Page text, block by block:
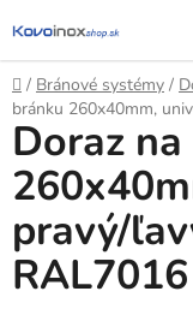
na
obsah
Domov
/ Bránové systémy /
bránku 260x40mm,
Doraz
pravý/
RAL7016